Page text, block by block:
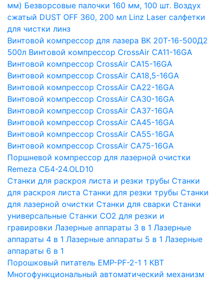
мм) Безворсовые палочки 160 мм, 100 шт. Воздух
сжатый DUST OFF 360, 200 мл Linz Laser салфетки
для чистки линз
Винтовой компрессор для лазера ВК 20Т-16-500Д2
500л Винтовой компрессор CrossAir CA11-16GA
Винтовой компрессор CrossAir CA15-16GA
Винтовой компрессор CrossAir CA18,5-16GA
Винтовой компрессор CrossAir CA22-16GA
Винтовой компрессор CrossAir CA30-16GA
Винтовой компрессор CrossAir CA37-16GA
Винтовой компрессор CrossAir CA45-16GA
Винтовой компрессор CrossAir CA55-16GA
Винтовой компрессор CrossAir CA75-16GA
Поршневой компрессор для лазерной очистки
Remeza СБ4-24.OLD10
Станки для раскроя листа и резки трубы Станки
для раскроя листа Станки для резки трубы Станки
для лазерной очистки Станки для сварки Станки
универсальные Станки СО2 для резки и
гравировки Лазерные аппараты 3 в 1 Лазерные
аппараты 4 в 1 Лазерные аппараты 5 в 1 Лазерные
аппараты 6 в 1
Порошковый питатель EMP-PF-2-1 1 КВТ
Многофункциональный автоматический механизм